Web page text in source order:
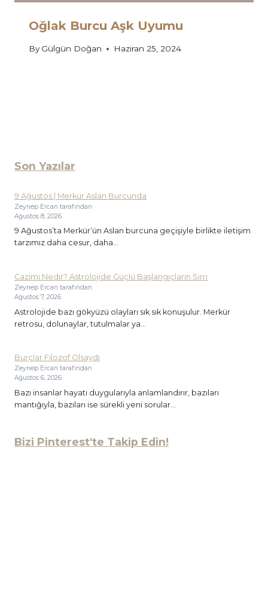
Oğlak Burcu Aşk Uyumu
By Gülgün Doğan Haziran 25, 2024
Son Yazılar
9 Ağustos | Merkür Aslan Burcunda
Zeynep Ercan tarafından
Ağustos 8, 2026
9 Ağustos’ta Merkür’ün Aslan burcuna geçişiyle birlikte iletişim
tarzımız daha cesur, daha...
Cazimi Nedir? Astrolojide Güçlü Başlangıçların Sırrı
Zeynep Ercan tarafından
Ağustos 7, 2026
Astrolojide bazı gökyüzü olayları sık sık konuşulur. Merkür
retrosu, dolunaylar, tutulmalar ya...
Burçlar Filozof Olsaydı
Zeynep Ercan tarafından
Ağustos 6, 2026
Bazı insanlar hayatı duygularıyla anlamlandırır, bazıları
mantığıyla, bazıları ise sürekli yeni sorular...
Bizi Pinterest'te Takip Edin!